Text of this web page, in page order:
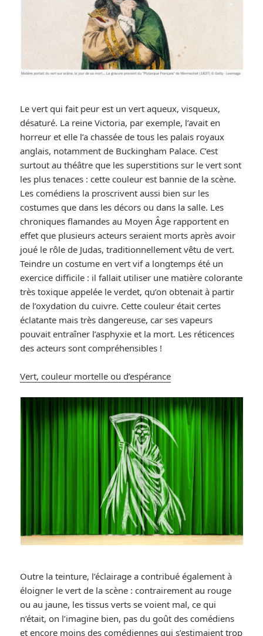
Le vert qui fait peur est un vert aqueux, visqueux,
désaturé. La reine Victoria, par exemple, l’avait en
horreur et elle l’a chassée de tous les palais royaux
anglais, notamment de Buckingham Palace. C’est
surtout au théâtre que les superstitions sur le vert sont
les plus tenaces : cette couleur est bannie de la scène.
Les comédiens la proscrivent aussi bien sur les
costumes que dans les décors ou dans la salle. Les
chroniques flamandes au Moyen Âge rapportent en
effet que plusieurs acteurs seraient morts après avoir
joué le rôle de Judas, traditionnellement vêtu de vert.
Teindre un costume en vert vif a longtemps été un
exercice difficile : il fallait utiliser une matière colorante
très toxique appelée le verdet, qu’on obtenait à partir
de l’oxydation du cuivre. Cette couleur était certes
éclatante mais très dangereuse, car ses vapeurs
pouvait entraîner l’asphyxie et la mort. Les réticences
des acteurs sont compréhensibles !
Vert, couleur mortelle ou d’espérance
Outre la teinture, l’éclairage a contribué également à
éloigner le vert de la scène : contrairement au rouge
ou au jaune, les tissus verts se voient mal, ce qui
n’était, on l’imagine bien, pas du goût des comédiens
et encore moins des comédiennes qui s’estimaient trop